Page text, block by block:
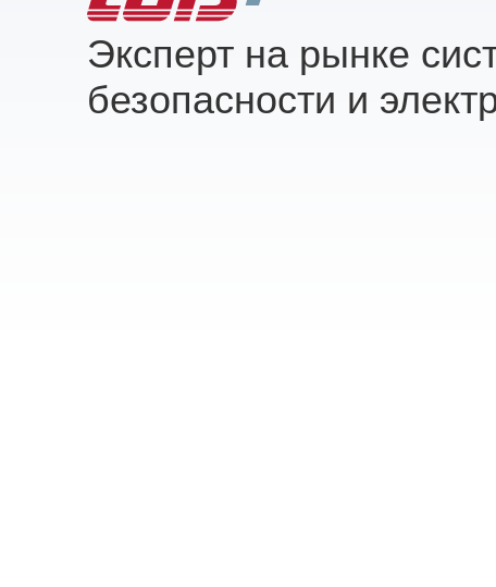
Эксперт на рынке
безопасности и